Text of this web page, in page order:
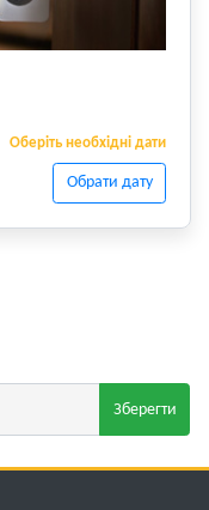
Оберіть необхідні дати
Обрати дату
Зберегти